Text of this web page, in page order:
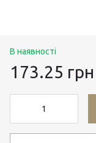
В наявності
173.25 грн